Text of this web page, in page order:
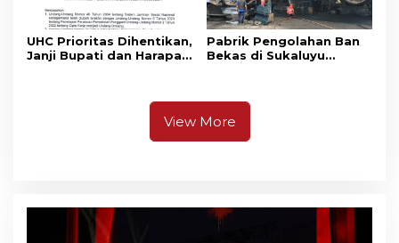
UHC Prioritas Dihentikan,
Janji Bupati dan Harapan
Pabrik Pengolahan Ban
Bekas di Sukaluyu
View More